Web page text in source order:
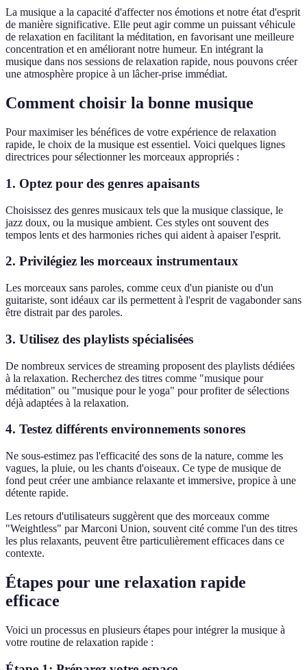
La musique a la capacité d'affecter nos émotions et notre état d'esprit
de manière significative. Elle peut agir comme un puissant véhicule
de relaxation en facilitant la méditation, en favorisant une meilleure
concentration et en améliorant notre humeur. En intégrant la
musique dans nos sessions de relaxation rapide, nous pouvons créer
une atmosphère propice à un lâcher-prise immédiat.
Comment choisir la bonne musique
Pour maximiser les bénéfices de votre expérience de relaxation
rapide, le choix de la musique est essentiel. Voici quelques lignes
directrices pour sélectionner les morceaux appropriés :
1. Optez pour des genres apaisants
Choisissez des genres musicaux tels que la musique classique, le
jazz doux, ou la musique ambient. Ces styles ont souvent des
tempos lents et des harmonies riches qui aident à apaiser l'esprit.
2. Privilégiez les morceaux instrumentaux
Les morceaux sans paroles, comme ceux d'un pianiste ou d'un
guitariste, sont idéaux car ils permettent à l'esprit de vagabonder sans
être distrait par des paroles.
3. Utilisez des playlists spécialisées
De nombreux services de streaming proposent des playlists dédiées
à la relaxation. Recherchez des titres comme "musique pour
méditation" ou "musique pour le yoga" pour profiter de sélections
déjà adaptées à la relaxation.
4. Testez différents environnements sonores
Ne sous-estimez pas l'efficacité des sons de la nature, comme les
vagues, la pluie, ou les chants d'oiseaux. Ce type de musique de
fond peut créer une ambiance relaxante et immersive, propice à une
détente rapide.
Les retours d'utilisateurs suggèrent que des morceaux comme
"Weightless" par Marconi Union, souvent cité comme l'un des titres
les plus relaxants, peuvent être particulièrement efficaces dans ce
contexte.
Étapes pour une relaxation rapide
efficace
Voici un processus en plusieurs étapes pour intégrer la musique à
votre routine de relaxation rapide :